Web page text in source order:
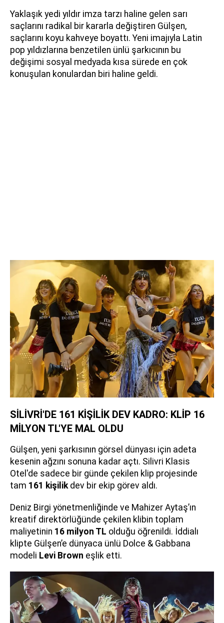
Yaklaşık yedi yıldır imza tarzı haline gelen sarı
saçlarını radikal bir kararla değiştiren Gülşen,
saçlarını koyu kahveye boyattı. Yeni imajıyla Latin
pop yıldızlarına benzetilen ünlü şarkıcının bu
değişimi sosyal medyada kısa sürede en çok
konuşulan konulardan biri haline geldi.
SİLİVRİ'DE 161 KİŞİLİK DEV KADRO: KLİP 16
MİLYON TL'YE MAL OLDU
Gülşen, yeni şarkısının görsel dünyası için adeta
kesenin ağzını sonuna kadar açtı. Silivri Klasis
Otel'de sadece bir günde çekilen klip projesinde
tam 161 kişilikdev bir ekip görev aldı.
Deniz Birgi yönetmenliğinde ve Mahizer Aytaş’ın
kreatif direktörlüğünde çekilen klibin toplam
maliyetinin 16 milyon TL olduğu öğrenildi. İddialı
klipte Gülşen’e dünyaca ünlü Dolce & Gabbana
modeli Levi Brown eşlik etti.